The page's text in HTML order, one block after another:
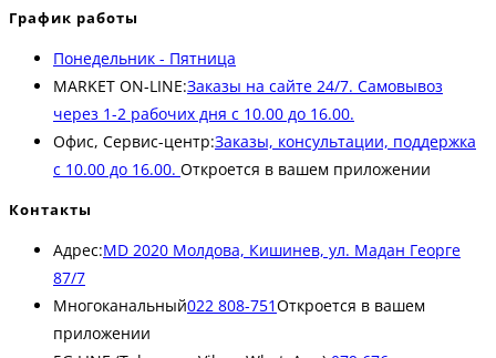
График работы
Понедельник - Пятница
MARKET ON-LINE:Заказы на сайте 24/7. Самовывоз
через 1-2 рабочих дня с 10.00 до 16.00.
Офис, Сервис-центр:Заказы, консультации, поддержка
с 10.00 до 16.00. Откроется в вашем приложении
Контакты
Адрес:MD 2020 Молдова, Кишинев, ул. Мадан Георге
87/7
Многоканальный022 808-751Откроется в вашем
приложении